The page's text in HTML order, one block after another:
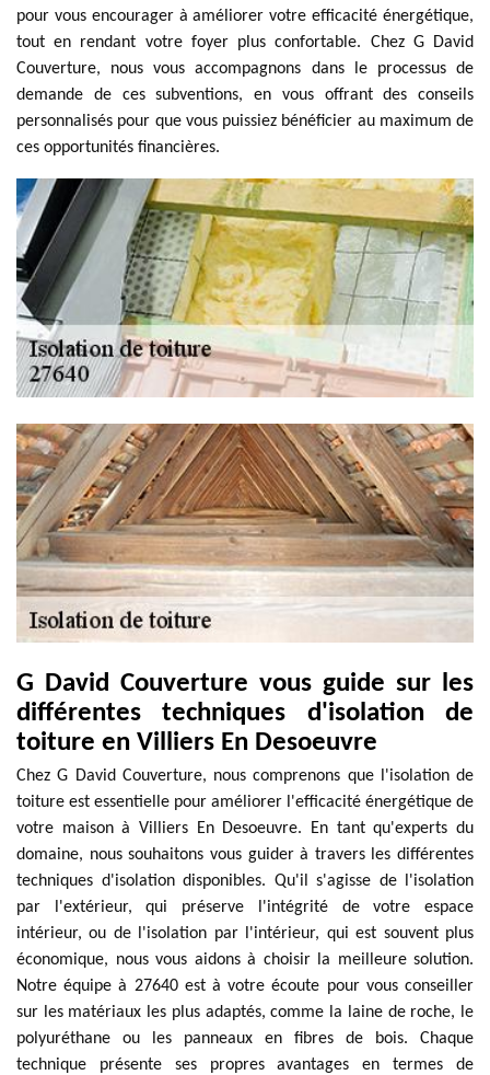
pour vous encourager à améliorer votre efficacité énergétique,
tout en rendant votre foyer plus confortable. Chez G David
Couverture, nous vous accompagnons dans le processus de
demande de ces subventions, en vous offrant des conseils
personnalisés pour que vous puissiez bénéficier au maximum de
ces opportunités financières.
G David Couverture vous guide sur les
différentes techniques d'isolation de
toiture en Villiers En Desoeuvre
Chez G David Couverture, nous comprenons que l'isolation de
toiture est essentielle pour améliorer l'efficacité énergétique de
votre maison à Villiers En Desoeuvre. En tant qu'experts du
domaine, nous souhaitons vous guider à travers les différentes
techniques d'isolation disponibles. Qu'il s'agisse de l'isolation
par l'extérieur, qui préserve l'intégrité de votre espace
intérieur, ou de l'isolation par l'intérieur, qui est souvent plus
économique, nous vous aidons à choisir la meilleure solution.
Notre équipe à 27640 est à votre écoute pour vous conseiller
sur les matériaux les plus adaptés, comme la laine de roche, le
polyuréthane ou les panneaux en fibres de bois. Chaque
technique présente ses propres avantages en termes de